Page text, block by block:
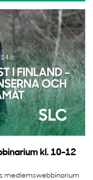
kl. 10-12
medlemswebbinarium